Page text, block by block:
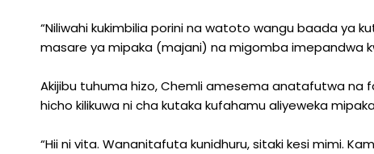
“Niliwahi kukimbilia porini na watoto wangu baada ya
masare ya mipaka (majani) na migomba imepandwa
Akijibu tuhuma hizo, Chemli amesema anatafutwa na
hicho kilikuwa ni cha kutaka kufahamu aliyeweka
“Hii ni vita. Wananitafuta kunidhuru, sitaki kesi mimi.